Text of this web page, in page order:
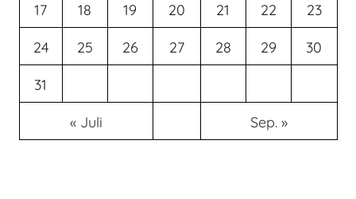
17 18 19 20 21 22 23
24 25 26 27 28 29 30
31
« Juli Sep. »